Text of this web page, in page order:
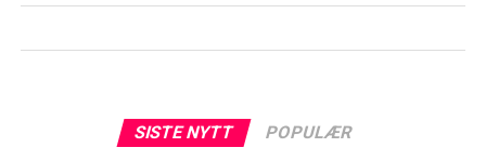
SISTE NYTT POPULÆR